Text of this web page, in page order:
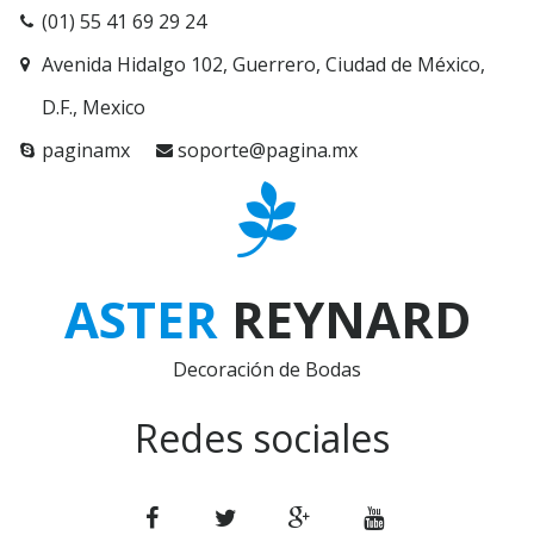
(01) 55 41 69 29 24
Avenida Hidalgo 102, Guerrero, Ciudad de México,
D.F., Mexico
paginamx
soporte@pagina.mx
ASTERREYNARD
Decoración de Bodas
Redes sociales